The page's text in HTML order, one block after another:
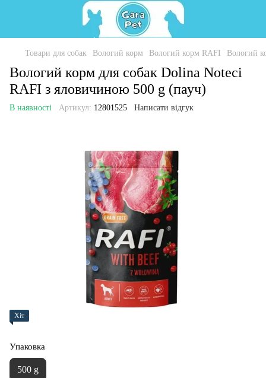
Товари для собак Вологий корм Вологий корм RAFI Вологий
Вологий корм для собак Dolina Noteci
RAFI з яловичиною 500 g (пауч)
В наявності Артикул: 12801525 Написати відгук
Хіт
Упаковка
500 g